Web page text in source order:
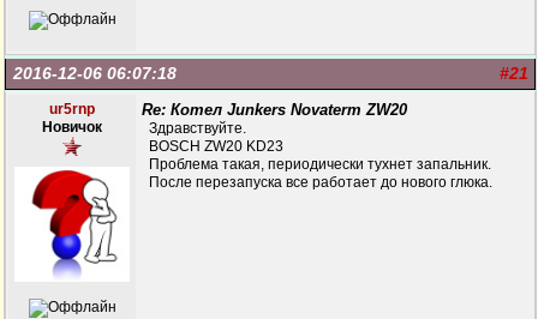
#21
2016-12-06 06:07:18
ur5rnp
Новичок
Re: Котел Junkers Novaterm ZW20
Здравствуйте.
BOSCH ZW20 KD23
Проблема такая, периодически тухнет запальник.
После перезапуска все работает до нового глюка.